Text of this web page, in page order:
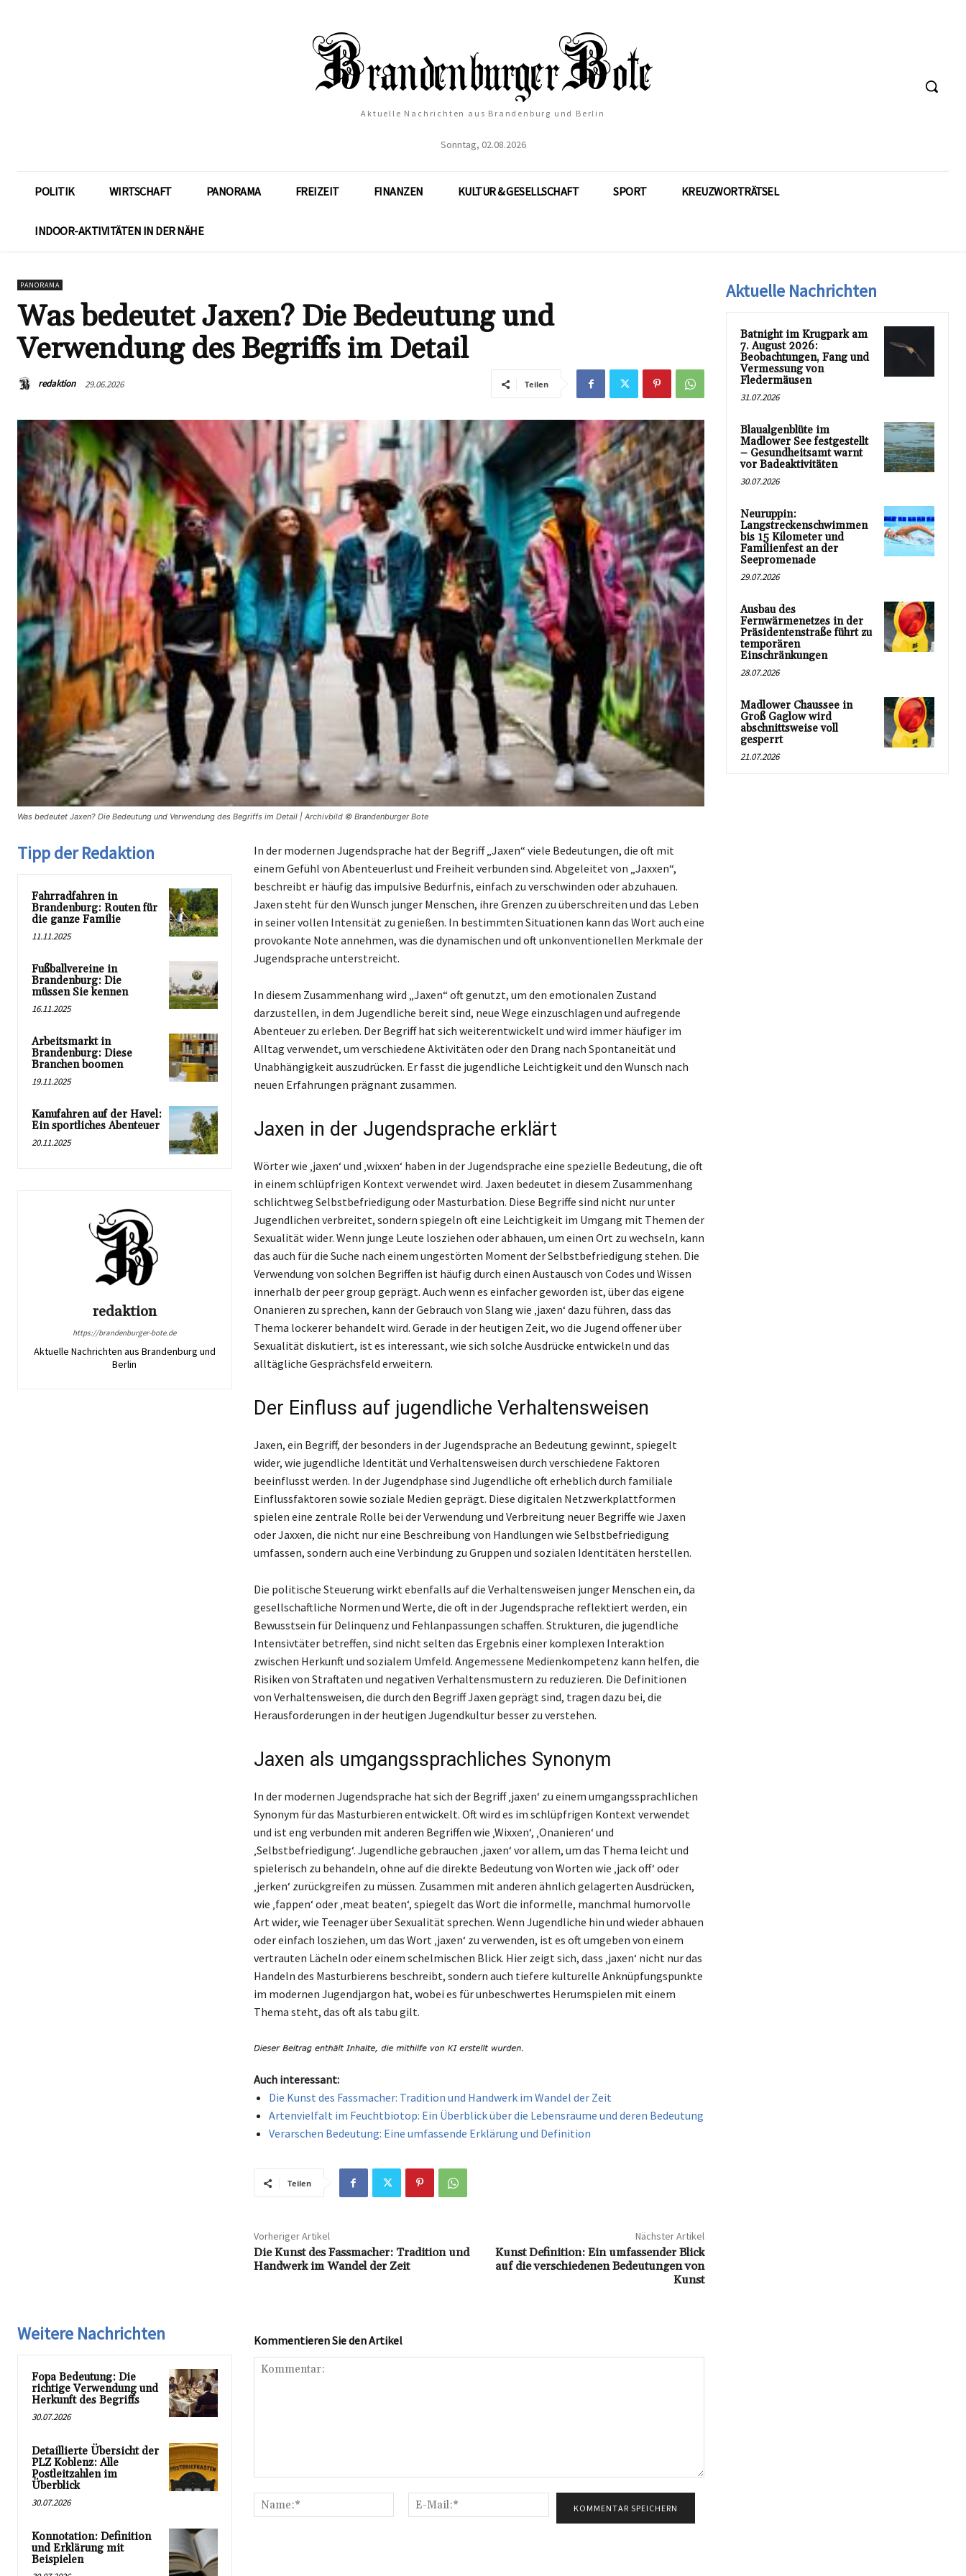
Aktuelle Nachrichten aus Brandenburg und Berlin
Sonntag, 02.08.2026
POLITIK WIRTSCHAFT PANORAMA FREIZEIT FINANZEN KULTUR & GESELLSCHAFT SPORT KREUZWORTRÄTSEL
INDOOR-AKTIVITÄTEN IN DER NÄHE
PANORAMA
Was bedeutet Jaxen? Die Bedeutung und
Verwendung des Begriffs im Detail
redaktion 29.06.2026 Teilen
Was bedeutet Jaxen? Die Bedeutung und Verwendung des Begriffs im Detail | Archivbild © Brandenburger Bote
Tipp der Redaktion
Fahrradfahren in
Brandenburg: Routen für
die ganze Familie
11.11.2025
Fußballvereine in
Brandenburg: Die
müssen Sie kennen
16.11.2025
Arbeitsmarkt in
Brandenburg: Diese
Branchen boomen
19.11.2025
Kanufahren auf der Havel:
Ein sportliches Abenteuer
20.11.2025
redaktion
https://brandenburger-bote.de
Aktuelle Nachrichten aus Brandenburg und
Berlin
In der modernen Jugendsprache hat der Begriff „Jaxen“ viele Bedeutungen, die oft mit
einem Gefühl von Abenteuerlust und Freiheit verbunden sind. Abgeleitet von „Jaxxen“,
beschreibt er häufig das impulsive Bedürfnis, einfach zu verschwinden oder abzuhauen.
Jaxen steht für den Wunsch junger Menschen, ihre Grenzen zu überschreiten und das Leben
in seiner vollen Intensität zu genießen. In bestimmten Situationen kann das Wort auch eine
provokante Note annehmen, was die dynamischen und oft unkonventionellen Merkmale der
Jugendsprache unterstreicht.
In diesem Zusammenhang wird „Jaxen“ oft genutzt, um den emotionalen Zustand
darzustellen, in dem Jugendliche bereit sind, neue Wege einzuschlagen und aufregende
Abenteuer zu erleben. Der Begriff hat sich weiterentwickelt und wird immer häufiger im
Alltag verwendet, um verschiedene Aktivitäten oder den Drang nach Spontaneität und
Unabhängigkeit auszudrücken. Er fasst die jugendliche Leichtigkeit und den Wunsch nach
neuen Erfahrungen prägnant zusammen.
Jaxen in der Jugendsprache erklärt
Wörter wie ‚jaxen‘ und ‚wixxen‘ haben in der Jugendsprache eine spezielle Bedeutung, die oft
in einem schlüpfrigen Kontext verwendet wird. Jaxen bedeutet in diesem Zusammenhang
schlichtweg Selbstbefriedigung oder Masturbation. Diese Begriffe sind nicht nur unter
Jugendlichen verbreitet, sondern spiegeln oft eine Leichtigkeit im Umgang mit Themen der
Sexualität wider. Wenn junge Leute losziehen oder abhauen, um einen Ort zu wechseln, kann
das auch für die Suche nach einem ungestörten Moment der Selbstbefriedigung stehen. Die
Verwendung von solchen Begriffen ist häufig durch einen Austausch von Codes und Wissen
innerhalb der peer group geprägt. Auch wenn es einfacher geworden ist, über das eigene
Onanieren zu sprechen, kann der Gebrauch von Slang wie ‚jaxen‘ dazu führen, dass das
Thema lockerer behandelt wird. Gerade in der heutigen Zeit, wo die Jugend offener über
Sexualität diskutiert, ist es interessant, wie sich solche Ausdrücke entwickeln und das
alltägliche Gesprächsfeld erweitern.
Der Einfluss auf jugendliche Verhaltensweisen
Jaxen, ein Begriff, der besonders in der Jugendsprache an Bedeutung gewinnt, spiegelt
wider, wie jugendliche Identität und Verhaltensweisen durch verschiedene Faktoren
beeinflusst werden. In der Jugendphase sind Jugendliche oft erheblich durch familiale
Einflussfaktoren sowie soziale Medien geprägt. Diese digitalen Netzwerkplattformen
spielen eine zentrale Rolle bei der Verwendung und Verbreitung neuer Begriffe wie Jaxen
oder Jaxxen, die nicht nur eine Beschreibung von Handlungen wie Selbstbefriedigung
umfassen, sondern auch eine Verbindung zu Gruppen und sozialen Identitäten herstellen.
Die politische Steuerung wirkt ebenfalls auf die Verhaltensweisen junger Menschen ein, da
gesellschaftliche Normen und Werte, die oft in der Jugendsprache reflektiert werden, ein
Bewusstsein für Delinquenz und Fehlanpassungen schaffen. Strukturen, die jugendliche
Intensivtäter betreffen, sind nicht selten das Ergebnis einer komplexen Interaktion
zwischen Herkunft und sozialem Umfeld. Angemessene Medienkompetenz kann helfen, die
Risiken von Straftaten und negativen Verhaltensmustern zu reduzieren. Die Definitionen
von Verhaltensweisen, die durch den Begriff Jaxen geprägt sind, tragen dazu bei, die
Herausforderungen in der heutigen Jugendkultur besser zu verstehen.
Jaxen als umgangssprachliches Synonym
In der modernen Jugendsprache hat sich der Begriff ‚jaxen‘ zu einem umgangssprachlichen
Synonym für das Masturbieren entwickelt. Oft wird es im schlüpfrigen Kontext verwendet
und ist eng verbunden mit anderen Begriffen wie ‚Wixxen‘, ‚Onanieren‘ und
‚Selbstbefriedigung‘. Jugendliche gebrauchen ‚jaxen‘ vor allem, um das Thema leicht und
spielerisch zu behandeln, ohne auf die direkte Bedeutung von Worten wie ‚jack off‘ oder
‚jerken‘ zurückgreifen zu müssen. Zusammen mit anderen ähnlich gelagerten Ausdrücken,
wie ‚fappen‘ oder ‚meat beaten‘, spiegelt das Wort die informelle, manchmal humorvolle
Art wider, wie Teenager über Sexualität sprechen. Wenn Jugendliche hin und wieder abhauen
oder einfach losziehen, um das Wort ‚jaxen‘ zu verwenden, ist es oft umgeben von einem
vertrauten Lächeln oder einem schelmischen Blick. Hier zeigt sich, dass ‚jaxen‘ nicht nur das
Handeln des Masturbierens beschreibt, sondern auch tiefere kulturelle Anknüpfungspunkte
im modernen Jugendjargon hat, wobei es für unbeschwertes Herumspielen mit einem
Thema steht, das oft als tabu gilt.
Auch interessant:
Die Kunst des Fassmacher: Tradition und Handwerk im Wandel der Zeit
Artenvielfalt im Feuchtbiotop: Ein Überblick über die Lebensräume und deren Bedeutung
Verarschen Bedeutung: Eine umfassende Erklärung und Definition
Teilen
Vorheriger Artikel
Die Kunst des Fassmacher: Tradition und
Handwerk im Wandel der Zeit
Nächster Artikel
Kunst Definition: Ein umfassender Blick
auf die verschiedenen Bedeutungen von
Kunst
Weitere Nachrichten
Fopa Bedeutung: Die
richtige Verwendung und
Herkunft des Begriffs
30.07.2026
Detaillierte Übersicht der
PLZ Koblenz: Alle
Postleitzahlen im
Überblick
30.07.2026
Konnotation: Definition
und Erklärung mit
Beispielen
Kommentieren Sie den Artikel
Name:*
Mail:*
Aktuelle Nachrichten
Batnight im Krugpark am
7. August 2026:
Beobachtungen, Fang und
Vermessung von
Fledermäusen
31.07.2026
Blaualgenblüte im
Madlower See festgestellt
– Gesundheitsamt warnt
vor Badeaktivitäten
30.07.2026
Neuruppin:
Langstreckenschwimmen
bis 15 Kilometer und
Familienfest an der
Seepromenade
29.07.2026
Ausbau des
Fernwärmenetzes in der
Präsidentenstraße führt zu
temporären
Einschränkungen
28.07.2026
Madlower Chaussee in
Groß Gaglow wird
abschnittsweise voll
gesperrt
21.07.2026